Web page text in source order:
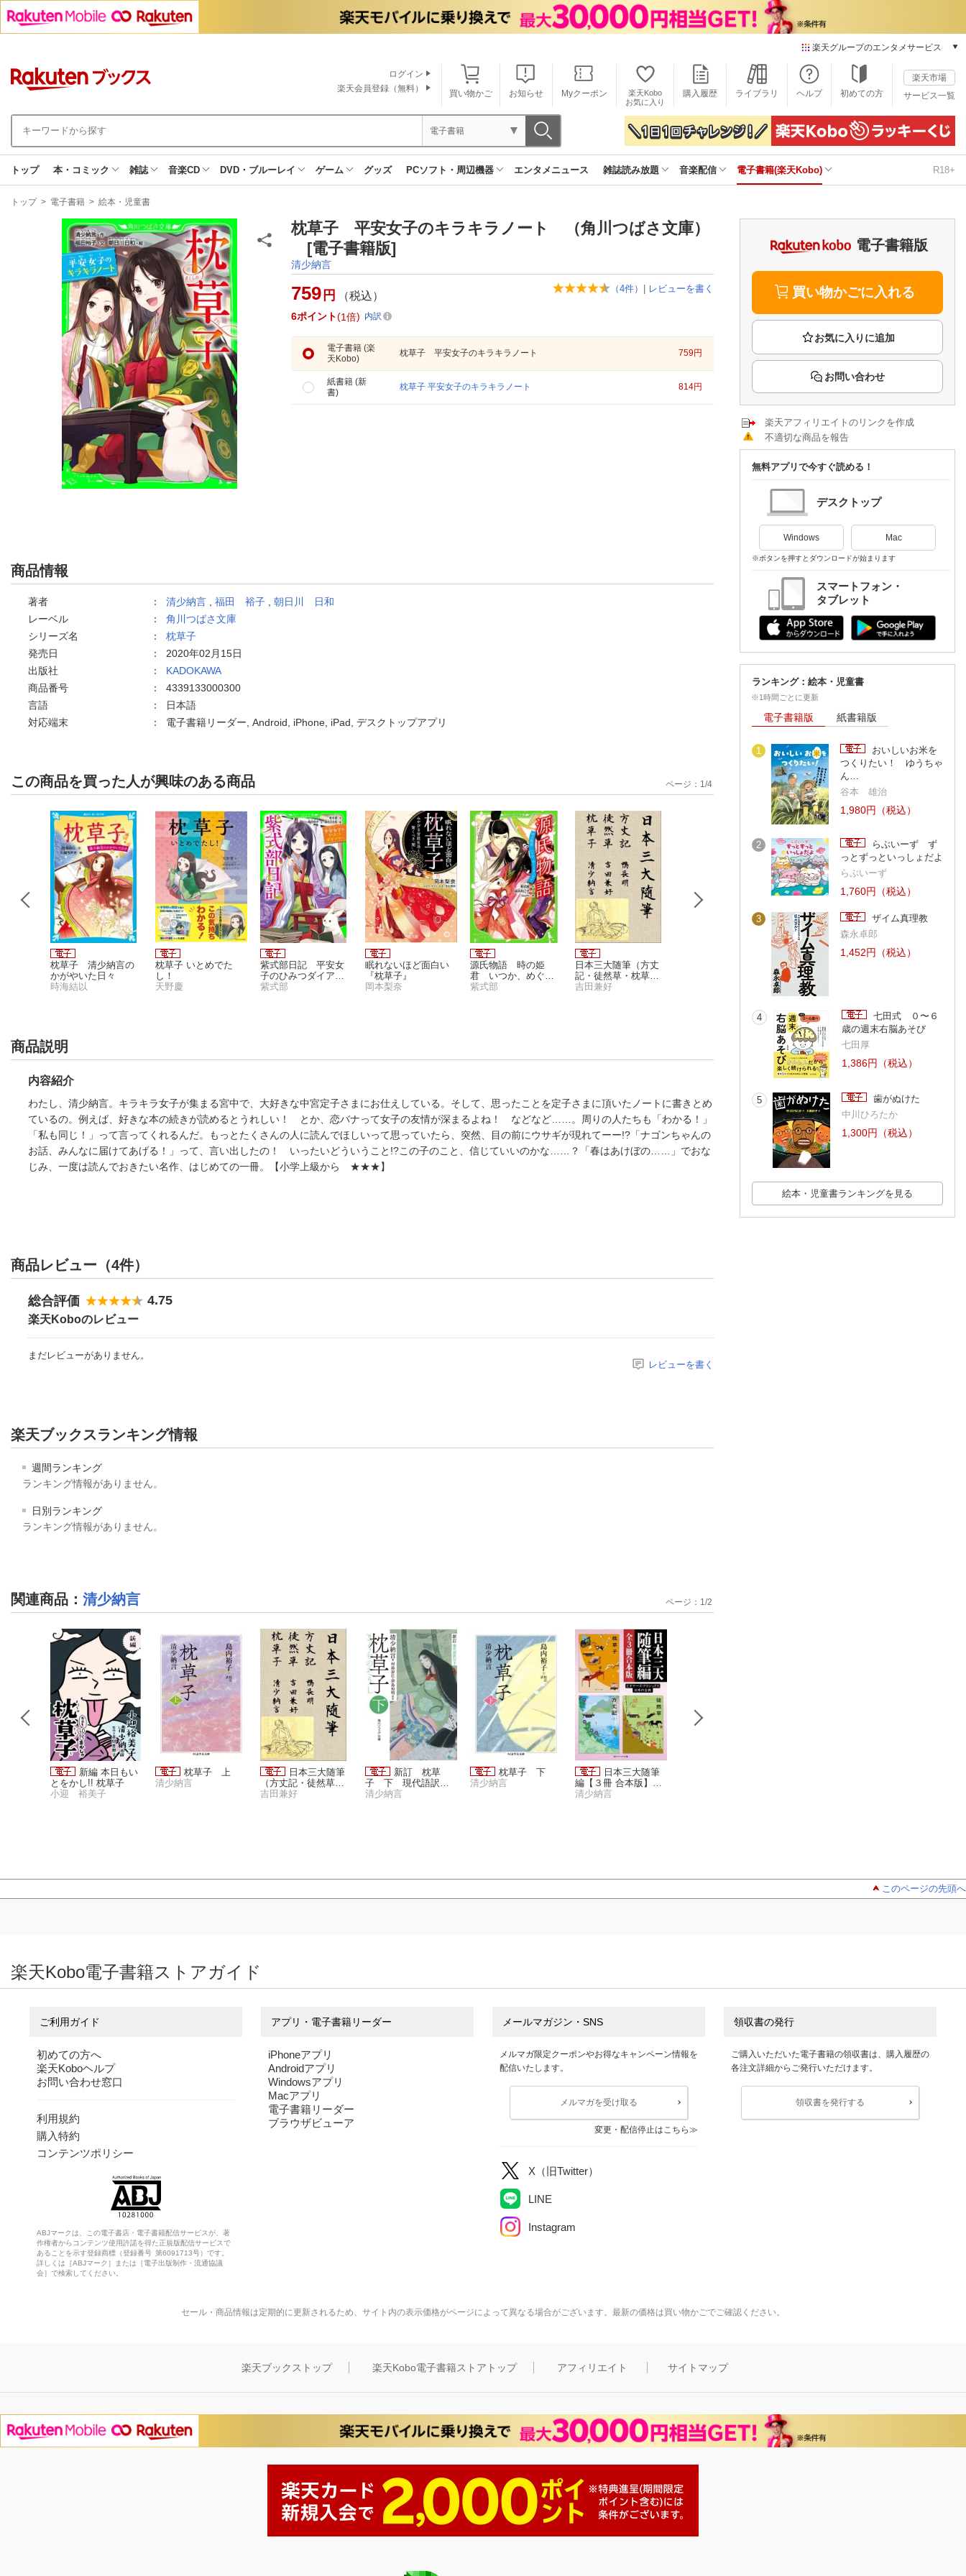
楽天グループのエンタメサービス
本/ゲーム/CD/DVD
楽天ブックス
電子書籍
楽天Kobo
雑誌読み放題
楽天ミュージック
楽天TV
動画配信ガイド
Rakuten PLAY
Rチャンネル
楽天チケット
エンタメニュース
推し楽
買い物かご お知らせ Myクーポン
楽天Kobo
お気に入り
購入履歴 ライブラリ ヘルプ 初めての方
楽天市場
サービス一覧
ログイン
楽天会員登録（無料）
電子書籍
トップ 本・コミック 雑誌 音楽CD DVD・ブルーレイ ゲーム グッズ PCソフト・周辺機器 エンタメニュース 雑誌読み放題 音楽配信 電子書籍(楽天Kobo) R18+
現
トップ > 電子書籍 > 絵本・児童書
枕草子 平安女子のキラキラノート （角川つばさ文庫）
[電子書籍版]
清少納言
（4件） | レビューを書く
759 円 （税込）
6ポイント 1倍 内訳
電子書籍 (楽
天Kobo)
枕草子 平安女子のキラキラノート 759円
紙書籍 (新
書)
枕草子 平安女子のキラキラノート 814円
商品情報
著者 ： 清少納言 福田 裕子
朝日川 日和
レーベル
： 角川つばさ文庫
シリーズ名
： 枕草子
発売日
： 2020年02月15日
出版社
： KADOKAWA
商品番号
： 4339133000300
言語
：
日本語
対応端末
： 電子書籍リーダー, Android, iPhone, iPad, デスクトップアプリ
この商品を買った人が興味のある商品
枕草子 清少納言の
かがやいた日々
時海結以
枕草子 いとめでた
し！
天野慶
紫式部日記 平安女
子のひみつダイアリ
ー
紫式部
眠れないほど面白い
『枕草子』
岡本梨奈
源氏物語 時の姫
君 いつか、めぐり
あうまで
紫式部
日本三大随筆（方丈
記・徒然草・枕草
子）
吉田兼好
新編 本日もいとをか
し!! 枕草子
小迎 裕美子
ページ： 1 /4
商品説明
内容紹介
わたし、清少納言。キラキラ女子が集まる宮中で、大好きな中宮定子さまにお仕えしている。そして、思ったことを定子さまに頂いたノートに書きとめ
ているの。例えば、好きな本の続きが読めるとうれしい！ とか、恋バナって女子の友情が深まるよね！ などなど……。周りの人たちも「わかる！」
「私も同じ！」って言ってくれるんだ。もっとたくさんの人に読んでほしいって思っていたら、突然、目の前にウサギが現れてーー!?「ナゴンちゃんの
お話、みんなに届けてあげる！」って、言い出したの！ いったいどういうこと!?この子のこと、信じていいのかな……？「春はあけぼの……」でおな
じみ、一度は読んでおきたい名作、はじめての一冊。【小学上級から ★★★】
商品レビュー（4件）
総合評価 4.75
楽天Koboのレビュー
まだレビューがありません。
レビューを書く
楽天ブックスランキング情報
週間ランキング
ランキング情報がありません。
日別ランキング
ランキング情報がありません。
関連商品 ： 清少納言
新編 本日もい
とをかし!! 枕草子
小迎 裕美子
枕草子 上
清少納言
日本三大随筆
（方丈記・徒然草・
枕草子）
吉田兼好
新訂 枕草
子 下 現代語訳付
き
清少納言
枕草子 下
清少納言
日本三大随筆
編【３冊 合本版】
ビギナーズ・クラシ
清少納言
ページ： 1 /2
電子書籍版
買い物かごに入れる
お問い合わせ
楽天アフィリエイトのリンクを作成
不適切な商品を報告
無料アプリで今すぐ読める！
デスクトップ
Windows Mac
※ボタンを押すとダウンロードが始まります
スマートフォン・
タブレット
ランキング：絵本・児童書
※1時間ごとに更新
電子書籍版 紙書籍版
1
おいしいお米を
つくりたい！ ゆうちゃ
ん…
谷本 雄治
1,980円（税込）
2
らぶいーず ず
っとずっといっしょだよ
らぶいーず
1,760円（税込）
3
ザイム真理教
森永卓郎
1,452円（税込）
4
七田式 ０〜６
歳の週末右脳あそび
七田厚
1,386円（税込）
5
歯がぬけた
中川ひろたか
1,300円（税込）
絵本・児童書ランキングを見る
このページの先頭へ
楽天Kobo電子書籍ストアガイド
ご利用ガイド
初めての方へ
楽天Koboヘルプ
お問い合わせ窓口
利用規約
購入特約
コンテンツポリシー
ABJマークは、この電子書店・電子書籍配信サービスが、著
作権者からコンテンツ使用許諾を得た正規版配信サービスで
あることを示す登録商標（登録番号 第6091713号）です。
詳しくは［ABJマーク］または［電子出版制作・流通協議
会］で検索してください。
アプリ・電子書籍リーダー
iPhoneアプリ
Androidアプリ
Windowsアプリ
Macアプリ
電子書籍リーダー
ブラウザビューア
メールマガジン・SNS
メルマガ限定クーポンやお得なキャンペーン情報を
配信いたします。
メルマガを受け取る
変更・配信停止はこちら
X（旧Twitter）
LINE
Instagram
領収書の発行
ご購入いただいた電子書籍の領収書は、購入履歴の
各注文詳細からご発行いただけます。
領収書を発行する
セール・商品情報は定期的に更新されるため、サイト内の表示価格がページによって異なる場合がございます。最新の価格は買い物かごでご確認ください。
楽天ブックストップ 楽天Kobo電子書籍ストアトップ アフィリエイト サイトマップ